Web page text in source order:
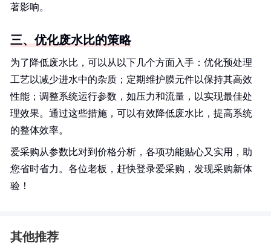
著影响。
三、优化废水比的策略
为了降低废水比，可以从以下几个方面入手：优化预处理
工艺以减少进水中的杂质；定期维护膜元件以保持其高效
性能；调整系统运行参数，如压力和流量，以实现最佳处
理效果。通过这些措施，可以有效降低废水比，提高系统
的整体效率。
爱采购从参数比对到价格分析，各项功能贴心又实用，助
您省时省力。各位老板，赶快登录爱采购，发现采购新体
验！
其他推荐